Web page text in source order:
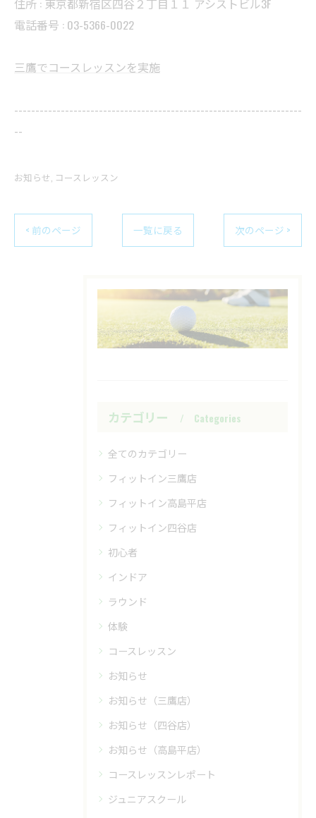
住所 : 東京都新宿区四谷２丁目１１ アシストビル3F
電話番号 : 03-5366-0022
三鷹でコースレッスンを実施
--------------------------------------------------------------------
--
お知らせ コースレッスン
< 前のページ 一覧に戻る 次のページ >
カテゴリー Categories
全てのカテゴリー
フィットイン三鷹店
フィットイン高島平店
フィットイン四谷店
初心者
インドア
ラウンド
体験
コースレッスン
お知らせ
お知らせ（三鷹店）
お知らせ（四谷店）
お知らせ（高島平店）
コースレッスンレポート
ジュニアスクール